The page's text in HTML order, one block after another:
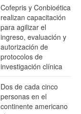
Cofepris y Conbioética
realizan capacitación
para agilizar el
ingreso, evaluación y
autorización de
protocolos de
investigación clínica
Dos de cada cinco
personas en el
continente americano